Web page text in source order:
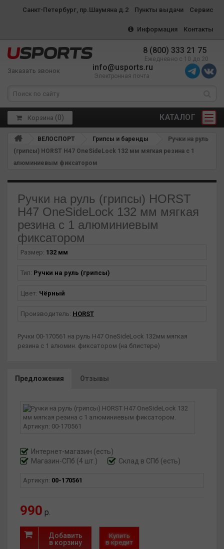
Санкт-Петербург, пр.Шаумяна д.2 Пункты выдачи Сервис
Информация Контакты
8 (800) 333 21 75
Ежедневно с 10 до 20
Заказать звонок info@usports.ru
Электронная почта
КАТАЛОГ
Корзина (0)
ВЕЛОСПОРТ Грипсы и баренды
Ручки на руль
(грипсы) HORST H47 OneSideLock 132 мм мягкая резина c 1
алюминиевым фиксатором
Ручки на руль (грипсы) HORST
H47 OneSideLock 132 мм мягкая
резина c 1 алюминиевым
фиксатором
Размер: 132 мм
Тип: Ручки на руль (грипсы)
Цвет: Чёрный
Производитель: HORST
Ручки 00-170561 на руль H47 OneSideLock 132мм мягкая
резина c 1 алюмин. фиксатором (на блистере)
Предложения Отзывы
Интернет-магазин (есть)
Магазин-СПб (4 шт.)
Склад в СПб (есть)
Артикул: 00-170561
990 р.
Добавить
в корзину
Купить
в кредит